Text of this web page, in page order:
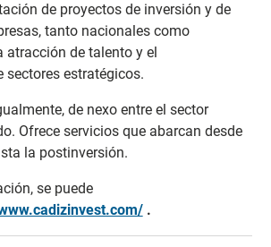
de proyectos de inversión y de
tanto nacionales como
atracción de talento y el
estratégicos.
de nexo entre el sector
Ofrece servicios que abarcan desde
la postinversión.
se puede
.